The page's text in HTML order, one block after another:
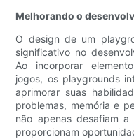
Melhorando o
O design de um
significativo no
Ao incorporar
jogos, os playgrounds
aprimorar suas
problemas, memória e
não apenas desafiam
proporcionam